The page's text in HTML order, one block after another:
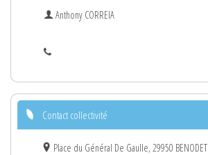
Anthony CORREIA
Contact collectivité
Place du Général De Gaulle, 29950 BENODET